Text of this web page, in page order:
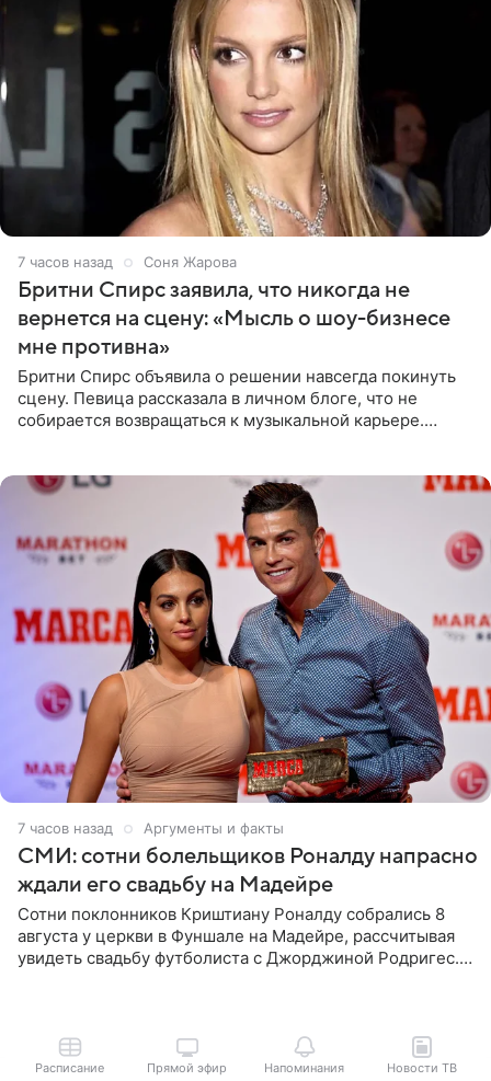
7 часов назад Соня Жарова
Бритни Спирс заявила, что никогда не
вернется на сцену: «Мысль о шоу-бизнесе
мне противна»
Бритни Спирс объявила о решении навсегда покинуть
сцену. Певица рассказала в личном блоге, что не
собирается возвращаться к музыкальной карьере.
7 часов назад Аргументы и факты
СМИ: сотни болельщиков Роналду напрасно
ждали его свадьбу на Мадейре
Сотни поклонников Криштиану Роналду собрались 8
августа у церкви в Фуншале на Мадейре, рассчитывая
увидеть свадьбу футболиста с Джорджиной Родригес.
Расписание Прямой эфир Напоминания Новости ТВ